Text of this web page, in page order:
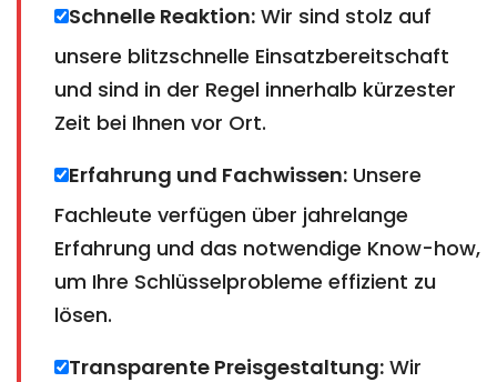
Schnelle Reaktion: Wir sind stolz auf
unsere blitzschnelle Einsatzbereitschaft
und sind in der Regel innerhalb kürzester
Zeit bei Ihnen vor Ort.
Erfahrung und Fachwissen: Unsere
Fachleute verfügen über jahrelange
Erfahrung und das notwendige Know-how,
um Ihre Schlüsselprobleme effizient zu
lösen.
Transparente Preisgestaltung: Wir